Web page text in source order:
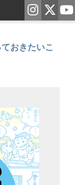
おきたいこ